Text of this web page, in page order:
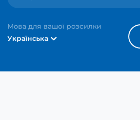
Мова для вашої розсилки
Українська